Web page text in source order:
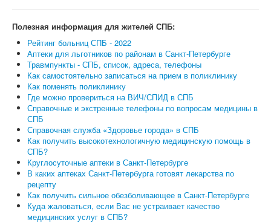
Полезная информация для жителей СПБ:
Рейтинг больниц СПБ - 2022
Аптеки для льготников по районам в Санкт-Петербурге
Травмпункты - СПБ, список, адреса, телефоны
Как самостоятельно записаться на прием в поликлинику
Как поменять поликлинику
Где можно провериться на ВИЧ/СПИД в СПБ
Справочные и экстренные телефоны по вопросам медицины в
СПБ
Справочная служба «Здоровье города» в СПБ
Как получить высокотехнологичную медицинскую помощь в
СПБ?
Круглосуточные аптеки в Санкт-Петербурге
В каких аптеках Санкт-Петербурга готовят лекарства по
рецепту
Как получить сильное обезболивающее в Санкт-Петербурге
Куда жаловаться, если Вас не устраивает качество
медицинских услуг в СПБ?